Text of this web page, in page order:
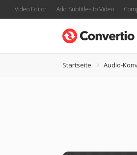
Video Editor Add Subtitles to Video
Startseite Audio-